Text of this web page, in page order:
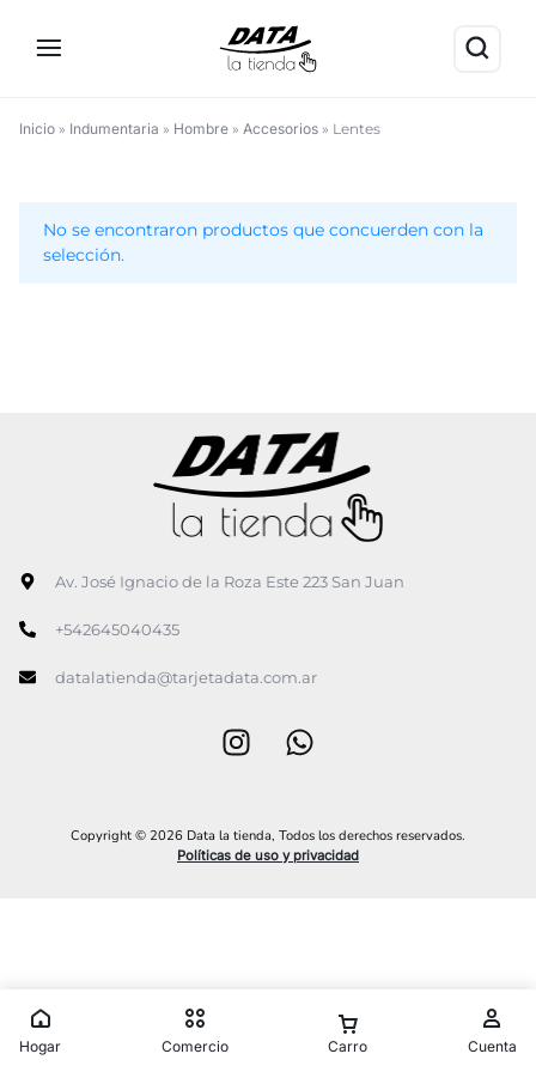
Inicio » Indumentaria » Hombre » Accesorios » Lentes
No se encontraron productos que concuerden con la
selección.
Av. José Ignacio de la Roza Este 223 San Juan
+542645040435
datalatienda@tarjetadata.com.ar
Copyright © 2026 Data la tienda, Todos los derechos reservados.
Políticas de uso y privacidad
Hogar Comercio Carro Cuenta